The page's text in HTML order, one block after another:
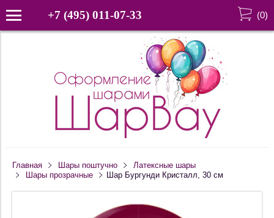
+7 (495) 011-07-33 (0)
Главная Шары поштучно
Латексные шары
Шары прозрачные
Шар Бургунди Кристалл, 30 см